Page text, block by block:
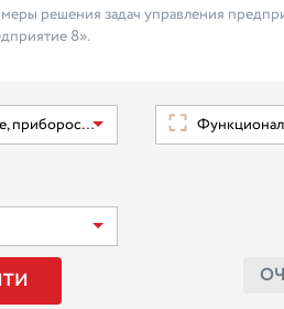
решения задач управления
8».